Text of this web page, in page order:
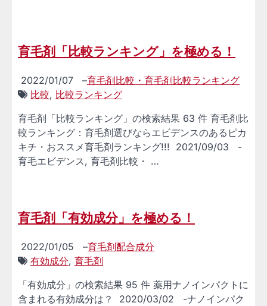
育毛剤「比較ランキング」を極める！
2022/01/07 –育毛剤比較・育毛剤比較ランキング
比較, 比較ランキング
育毛剤「比較ランキング」の検索結果 63 件 育毛剤比
較ランキング：育毛剤選びならエビデンスのあるピカ
キチ・おススメ育毛剤ランキング!!! 2021/09/03 -
育毛エビデンス, 育毛剤比較・ …
育毛剤「有効成分」を極める！
2022/01/05 –育毛剤配合成分
有効成分, 育毛剤
「有効成分」の検索結果 95 件 薬用ナノインパクトに
含まれる有効成分は？ 2020/03/02 -ナノインパク